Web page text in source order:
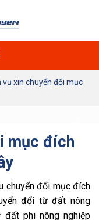
vụ xin chuyển đổi mục
mục đích
chuyển đổi mục đích
đổi từ đất nông
đất phi nông nghiệp